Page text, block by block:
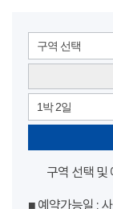
구역 선택
1박 2일
구역 선택 및
■ 예약가능일 :